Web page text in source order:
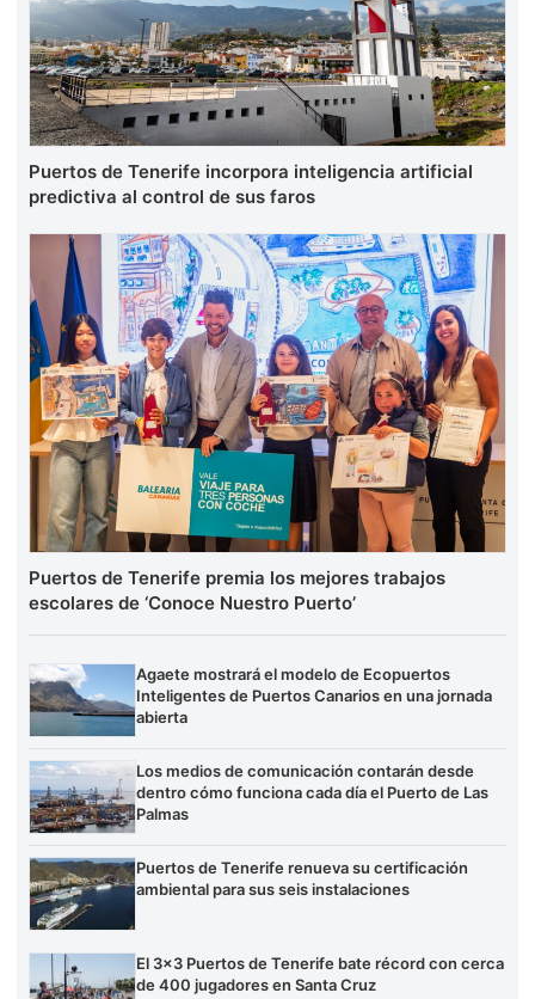
Puertos de Tenerife incorpora inteligencia artificial
predictiva al control de sus faros
Puertos de Tenerife premia los mejores trabajos
escolares de ‘Conoce Nuestro Puerto’
Agaete mostrará el modelo de Ecopuertos
Inteligentes de Puertos Canarios en una jornada
abierta
Los medios de comunicación contarán desde
dentro cómo funciona cada día el Puerto de Las
Palmas
Puertos de Tenerife renueva su certificación
ambiental para sus seis instalaciones
El 3×3 Puertos de Tenerife bate récord con cerca
de 400 jugadores en Santa Cruz